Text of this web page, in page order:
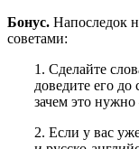
Бонус. Напоследок
советами:
1. Сделайте
доведите его до
зачем это нужно
2. Если у вас